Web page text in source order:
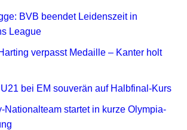
BVB beendet Leidenszeit in
League
verpasst Medaille – Kanter holt
bei EM souverän auf Halbfinal-Kurs
Nationalteam startet in kurze Olympia-